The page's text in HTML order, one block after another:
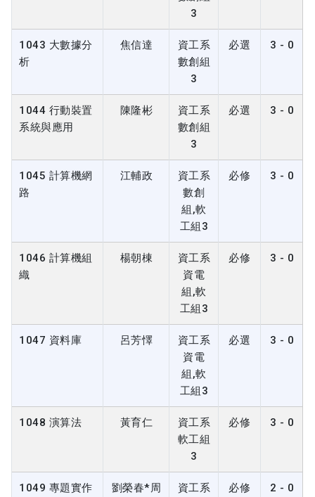
3
1043 大數據分
析
焦信達
資工系
數創組
3
必選 3 - 0
1044 行動裝置
系統與應用
陳隆彬
資工系
數創組
3
必選 3 - 0
1045 計算機網
路
江輔政
資工系
數創
組,軟
工組3
必修 3 - 0
1046 計算機組
織
楊朝棟
資工系
資電
組,軟
工組3
必修 3 - 0
1047 資料庫 呂芳懌
資工系
資電
組,軟
工組3
必選 3 - 0
1048 演算法 黃育仁
資工系
軟工組
3
必修 3 - 0
1049 專題實作
劉榮春*周
資工系
必修 2 - 0